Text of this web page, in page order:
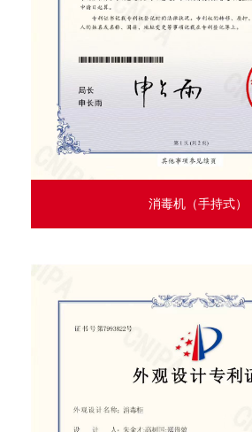
消毒机（手持式）